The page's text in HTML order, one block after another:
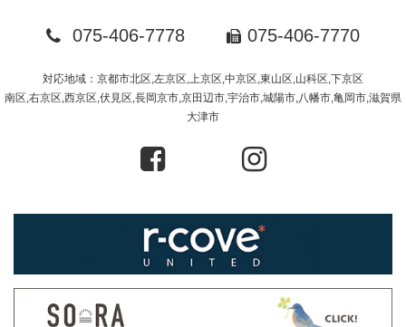
075-406-7778 075-406-7770
対応地域：京都市北区,左京区,上京区,中京区,東山区,山科区,下京区
南区,右京区,西京区,伏見区,長岡京市,京田辺市,宇治市,城陽市,八幡市,亀岡市,滋賀県
大津市